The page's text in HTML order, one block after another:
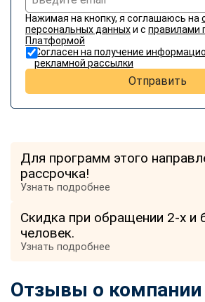
Нажимая на кнопку, я соглашаюсь на
персональных данныхи с правилами
Платформой
Согласен на получение
рекламной рассылки
Отправить
Для программ этого
рассрочка!
Узнать подробнее
Скидка при обращении 2-х и
человек.
Узнать подробнее
Отзывы о компании